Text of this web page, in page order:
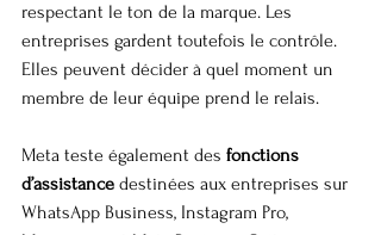
respectant le ton de la marque. Les
entreprises gardent toutefois le contrôle.
Elles peuvent décider à quel moment un
membre de leur équipe prend le relais.
Meta teste également des fonctions
d’assistance destinées aux entreprises sur
WhatsApp Business, Instagram Pro,